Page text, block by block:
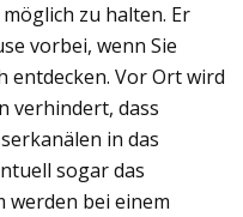
zu halten. Er
vorbei, wenn Sie
entdecken. Vor Ort wird
verhindert, dass
in das
sogar das
werden bei einem